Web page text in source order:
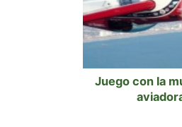
Juego con la